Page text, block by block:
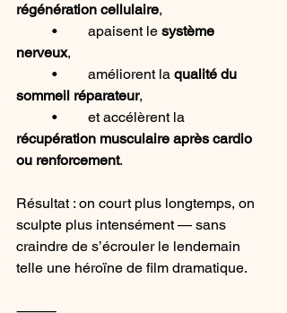
régénération cellulaire,
	•	apaisent le
système
nerveux,
	•	améliorent la
qualité du
sommeil réparateur,
	•	et accélèrent la
récupération musculaire après cardio
ou renforcement.
Résultat : on court plus longtemps, on
sculpte plus intensément — sans
craindre de s’écrouler le lendemain
telle une héroïne de film dramatique.